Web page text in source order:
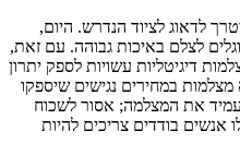
לדאוג לציוד הנדרש. היום,
לצלם באיכות גבוהה. עם זאת,
דיגיטליות עשויות לספק יתרון
במחירים נגישים שיספקו
את המצלמה; אסור לשכוח
אנשים בודדים צריכים להיות